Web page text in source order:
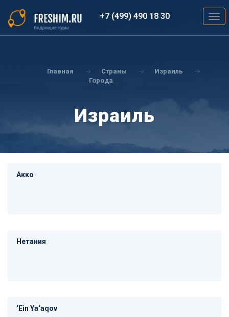
основному
содержанию
+7 (499) 490 18 30
Главная Страны
Израиль
Города
Израиль
Акко
Нетания
‘Ein Ya‘aqov